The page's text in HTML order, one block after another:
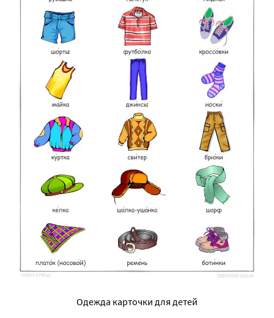
Одежда карточки для детей